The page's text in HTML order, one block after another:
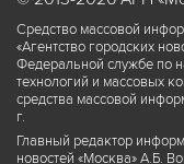
Средство массовой
«Агентство городских
Федеральной службе по
технологий и массовых
средства массовой
г.
Главный редактор
новостей «Москва» А.Б.